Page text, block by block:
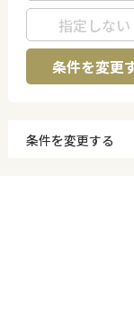
指定しない
条件を変更
条件を変更する